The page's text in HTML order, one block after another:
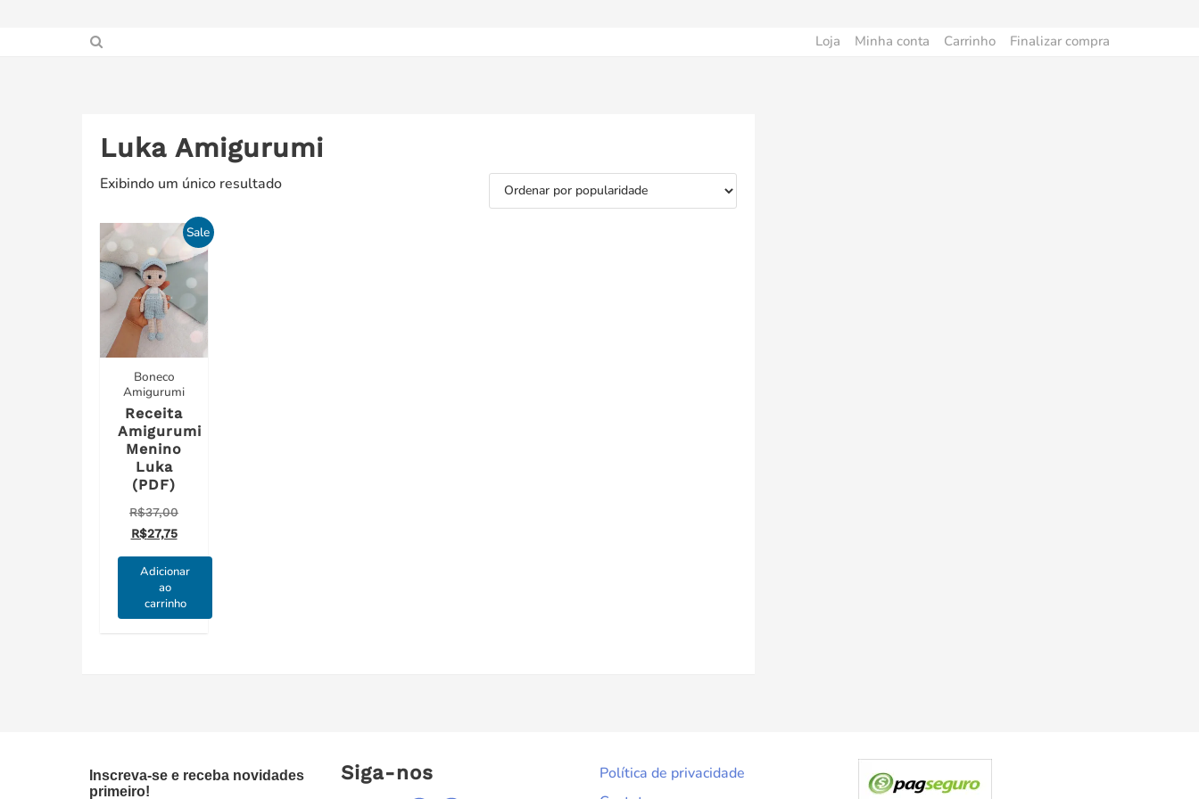
Loja Minha conta Carrinho Finalizar compra
Luka Amigurumi
Exibindo um único resultado
Sale
Boneco
Amigurumi
Receita
Amigurumi
Menino
Luka
(PDF)
R$37,00O
original
era:
R$27,75O
preço
atual
é:
R$27,75.
Adicionar
ao
carrinho
Inscreva-se e receba novidades
primeiro!
Siga-nos
Política de privacidade